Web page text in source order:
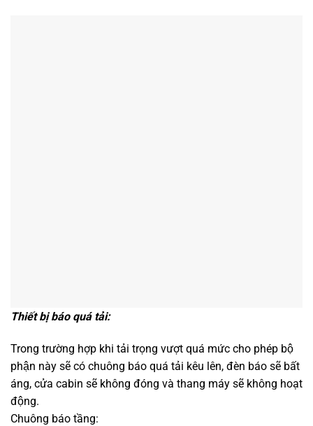
Thiết bị báo quá tải:
Trong trường hợp khi tải trọng vượt quá mức cho phép bộ
phận này sẽ có chuông báo quá tải kêu lên, đèn báo sẽ bất
áng, cửa cabin sẽ không đóng và thang máy sẽ không hoạt
động.
Chuông báo tầng: